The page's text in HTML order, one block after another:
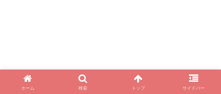
ホーム 検索 トップ サイドバー